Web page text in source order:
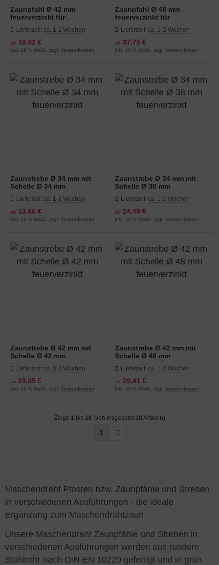
Zaunpfahl Ø 42 mm
feuerverzinkt für
Lieferzeit: ca. 1-2 Wochen
ab 18,92 €
inkl. 19 % MwSt. zzgl. Versandkosten
Zaunpfahl Ø 48 mm
feuerverzinkt für
Lieferzeit: ca. 1-2 Wochen
ab 37,75 €
inkl. 19 % MwSt. zzgl. Versandkosten
Zaunstrebe Ø 34 mm mit
Schelle Ø 34 mm
Lieferzeit: ca. 1-2 Wochen
ab 13,66 €
inkl. 19 % MwSt. zzgl. Versandkosten
Zaunstrebe Ø 34 mm mit
Schelle Ø 38 mm
Lieferzeit: ca. 1-2 Wochen
ab 14,49 €
inkl. 19 % MwSt. zzgl. Versandkosten
Zaunstrebe Ø 42 mm mit
Schelle Ø 42 mm
Lieferzeit: ca. 1-2 Wochen
ab 23,05 €
inkl. 19 % MwSt. zzgl. Versandkosten
Zaunstrebe Ø 42 mm mit
Schelle Ø 48 mm
Lieferzeit: ca. 1-2 Wochen
ab 29,41 €
inkl. 19 % MwSt. zzgl. Versandkosten
Zeige 1 bis 18 (von insgesamt 18 Artikeln)
1
Maschendraht Pfosten bzw. Zaunpfähle und Streben
in verschiedenen Ausführungen - die ideale
Ergänzung zum Maschendrahtzaun
Unsere Maschendraht Zaunpfähle und Streben in
verschiedenen Ausführungen werden aus rundem
Stahlrohr nach DIN EN 10220 gefertigt und in grün